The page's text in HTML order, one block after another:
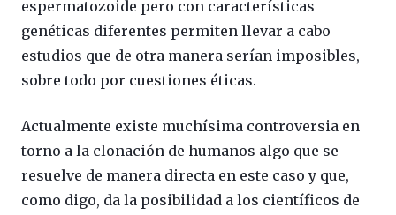
espermatozoide pero con características
genéticas diferentes permiten llevar a cabo
estudios que de otra manera serían imposibles,
sobre todo por cuestiones éticas.
Actualmente existe muchísima controversia en
torno a la clonación de humanos algo que se
resuelve de manera directa en este caso y que,
como digo, da la posibilidad a los científicos de